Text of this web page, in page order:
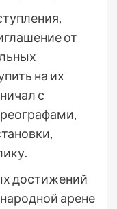
от
на их
с
достижений
арене